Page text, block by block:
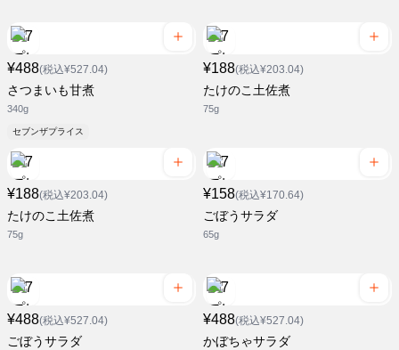
¥488(税込¥527.04)
さつまいも甘煮
340g
セブンザプライス
¥188(税込¥203.04)
たけのこ土佐煮
75g
¥188(税込¥203.04)
たけのこ土佐煮
75g
¥158(税込¥170.64)
ごぼうサラダ
65g
¥488(税込¥527.04)
ごぼうサラダ
¥488(税込¥527.04)
かぼちゃサラダ